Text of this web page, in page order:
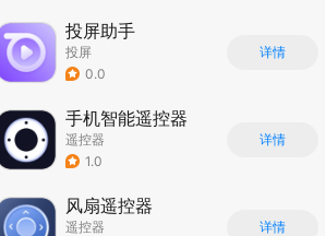
投屏助手
投屏
0.0
详情
手机智能遥控器
遥控器
1.0
详情
风扇遥控器
遥控器
详情